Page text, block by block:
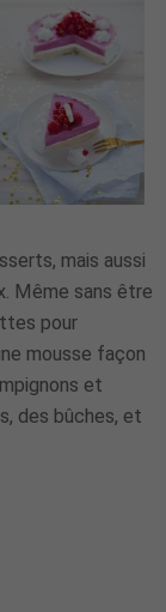
mais aussi
Même sans être
pour
mousse façon
et
des bûches, et